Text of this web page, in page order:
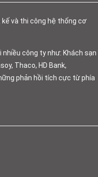
và thi công hệ thống cơ
nhiều công ty như: Khách sạn
Thaco, HD Bank,
phản hồi tích cực từ phía